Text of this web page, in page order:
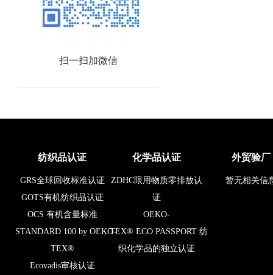
扫一扫加微信
纺织品认证
GRS全球回收标准认证
GOTS有机纺织品认证
OCS 有机含量标准
STANDARD 100 by OEKO-
TEX®
Ecovadis审核认证
化学品认证
ZDHC限用物质零排放认
证
OEKO-
TEX® ECO PASSPORT 纺
织化学品的独立认证
外贸验厂
暂无相关信